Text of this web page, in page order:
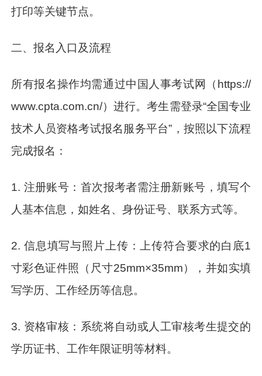
打印等关键节点。
二、报名入口及流程
所有报名操作均需通过中国人事考试网（https://
www.cpta.com.cn/）进行。考生需登录“全国专业
技术人员资格考试报名服务平台”，按照以下流程
完成报名：
1. 注册账号：首次报考者需注册新账号，填写个
人基本信息，如姓名、身份证号、联系方式等。
2. 信息填写与照片上传：上传符合要求的白底1
寸彩色证件照（尺寸25mm×35mm），并如实填
写学历、工作经历等信息。
3. 资格审核：系统将自动或人工审核考生提交的
学历证书、工作年限证明等材料。